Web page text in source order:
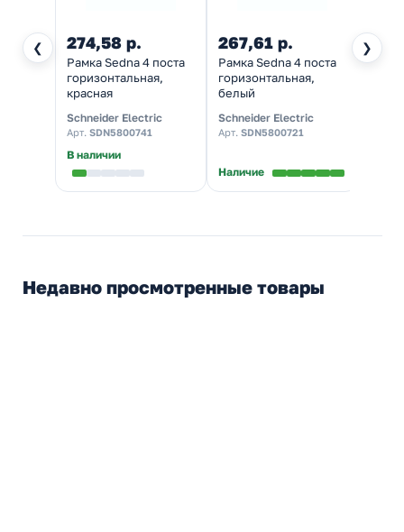
❮ ❯
274,58 р.
Рамка Sedna 4 поста
горизонтальная,
красная
Schneider Electric
Арт. SDN5800741
В наличии
267,61 р.
Рамка Sedna 4 поста
горизонтальная,
белый
Schneider Electric
Арт. SDN5800721
Наличие
Недавно просмотренные товары